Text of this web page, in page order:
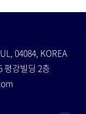
04084, KOREA
평강빌딩 2층